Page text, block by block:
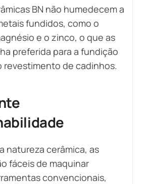
BN não humedecem a
fundidos, como o
e o zinco, o que as
preferida para a fundição
revestimento de cadinhos.
natureza cerâmica, as
fáceis de maquinar
convencionais,